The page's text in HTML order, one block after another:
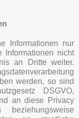
Informationen nur
Informationen nicht
an Dritte weiter.
werden, so sind
DSGVO,
an diese Privacy
beziehungsweise